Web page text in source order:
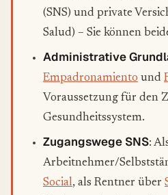
(SNS) und private
Salud) – Sie können
Administrative
Empadronamiento und
Voraussetzung für den
Gesundheitssystem.
Zugangswege SNS:
Arbeitnehmer/
Social, als Rentner über